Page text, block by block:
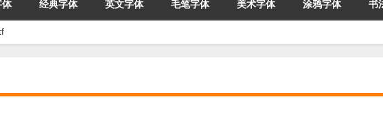
体 经典字体 英文字体 毛笔字体 美术字体 涂鸦字体 书